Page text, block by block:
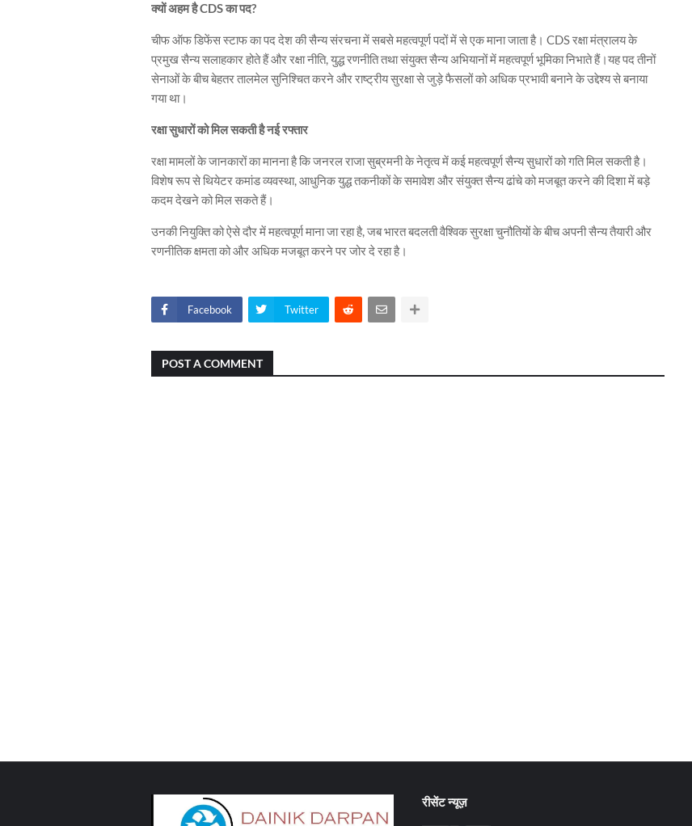
क्यों अहम है CDS का पद?
चीफ ऑफ डिफेंस स्टाफ का पद देश की सैन्य संरचना में सबसे महत्वपूर्ण पदों में से एक माना जाता है। CDS रक्षा मंत्रालय के
प्रमुख सैन्य सलाहकार होते हैं और रक्षा नीति, युद्ध रणनीति तथा संयुक्त सैन्य अभियानों में महत्वपूर्ण भूमिका निभाते हैं।यह पद तीनों
सेनाओं के बीच बेहतर तालमेल सुनिश्चित करने और राष्ट्रीय सुरक्षा से जुड़े फैसलों को अधिक प्रभावी बनाने के उद्देश्य से बनाया
गया था।
रक्षा सुधारों को मिल सकती है नई रफ्तार
रक्षा मामलों के जानकारों का मानना है कि जनरल राजा सुब्रमनी के नेतृत्व में कई महत्वपूर्ण सैन्य सुधारों को गति मिल सकती है।
विशेष रूप से थियेटर कमांड व्यवस्था, आधुनिक युद्ध तकनीकों के समावेश और संयुक्त सैन्य ढांचे को मजबूत करने की दिशा में बड़े
कदम देखने को मिल सकते हैं।
उनकी नियुक्ति को ऐसे दौर में महत्वपूर्ण माना जा रहा है, जब भारत बदलती वैश्विक सुरक्षा चुनौतियों के बीच अपनी सैन्य तैयारी और
रणनीतिक क्षमता को और अधिक मजबूत करने पर जोर दे रहा है।
Facebook Twitter
POST A COMMENT
रीसेंट न्यूज़